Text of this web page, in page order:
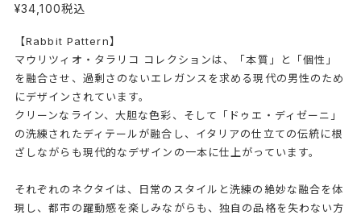
¥34,100税込
【Rabbit Pattern】
マウリツィオ・タラリコ コレクションは、「本質」と「個性」
を融合させ、過剰さのないエレガンスを求める現代の男性のため
にデザインされています。
クリーンなライン、大胆な色彩、そして「ドゥエ・ディゼーニ」
の洗練されたディテールが融合し、イタリアの仕立ての伝統に根
ざしながらも現代的なデザインの一本に仕上がっています。
それぞれのネクタイは、日常のスタイルと洗練の絶妙な融合を体
現し、都市の躍動感を楽しみながらも、独自の品格を失わない方